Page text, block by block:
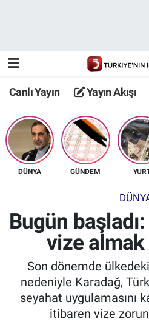
Canlı Yayın Yayın Akışı
DÜNYA GÜNDEM
Bugün
vize
Son dönemde
nedeniyle Karadağ,
seyahat uygulamasını
itibaren vize
TV 5 Ekranı ve Arşiv